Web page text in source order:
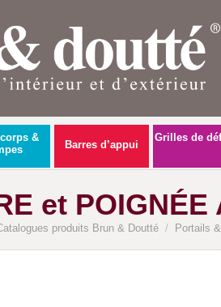
&
Barres d’appui
Grilles de
et
produits Brun & Doutté / Portails